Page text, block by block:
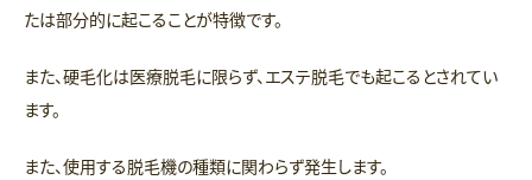
たは部分的に起こることが特徴です。
また、硬毛化は医療脱毛に限らず、エステ脱毛でも起こるとされてい
ます。
また、使用する脱毛機の種類に関わらず発生します。